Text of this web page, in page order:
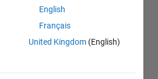
English
Français
United Kingdom (English)